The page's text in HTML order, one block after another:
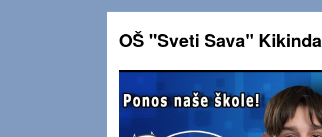
OŠ "Sveti Sava" Kikinda